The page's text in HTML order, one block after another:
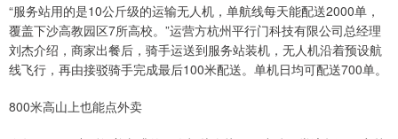
“服务站用的是10公斤级的运输无人机，单航线每天能配送2000单，
覆盖下沙高教园区7所高校。”运营方杭州平行门科技有限公司总经理
刘杰介绍，商家出餐后，骑手运送到服务站装机，无人机沿着预设航
线飞行，再由接驳骑手完成最后100米配送。单机日均可配送700单。
800米高山上也能点外卖